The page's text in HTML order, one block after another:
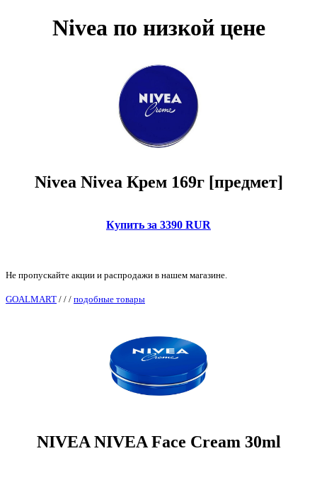
Nivea по низкой цене
Nivea Nivea Крем 169г [предмет]
Купить за 3390 RUR
Не пропускайте акции и распродажи в нашем магазине.
GOALMART / / / подобные товары
NIVEA NIVEA Face Cream 30ml